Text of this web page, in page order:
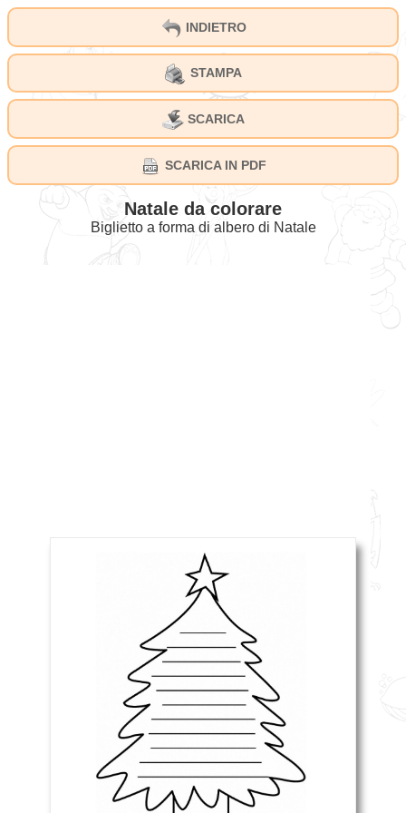
INDIETRO
STAMPA
SCARICA
SCARICA IN PDF
Natale da colorare
Biglietto a forma di albero di Natale